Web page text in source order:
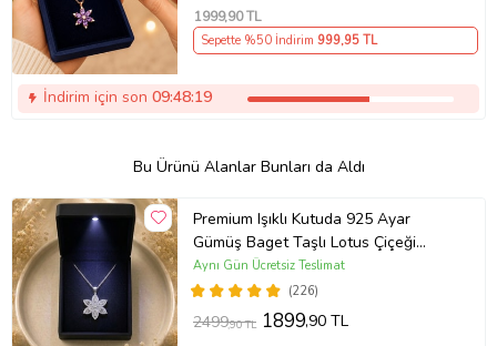
1999,90 TL
Sepette %50 İndirim 999,95 TL
İndirim için son 09:48:19
Bu Ürünü Alanlar Bunları da Aldı
Premium Işıklı Kutuda 925 Ayar
Gümüş Baget Taşlı Lotus Çiçeği
Kolye
(226)
Aynı Gün Ücretsiz Teslimat
2499,90 TL 1899,90 TL